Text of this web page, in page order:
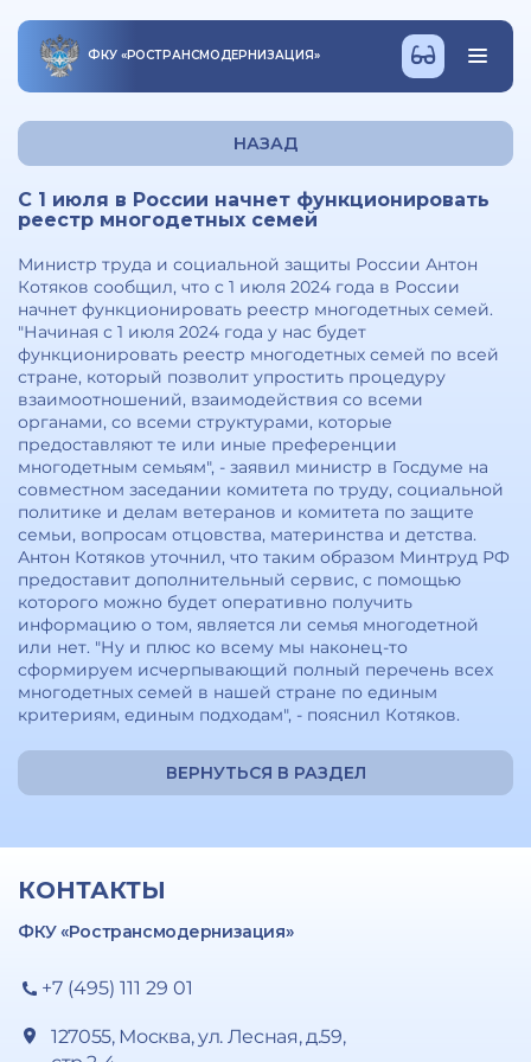
ФКУ «РОСТРАНСМОДЕРНИЗАЦИЯ»
НАЗАД
С 1 июля в России начнет функционировать
реестр многодетных семей
Министр труда и социальной защиты России Антон
Котяков сообщил, что с 1 июля 2024 года в России
начнет функционировать реестр многодетных семей.
"Начиная с 1 июля 2024 года у нас будет
функционировать реестр многодетных семей по всей
стране, который позволит упростить процедуру
взаимоотношений, взаимодействия со всеми
органами, со всеми структурами, которые
предоставляют те или иные преференции
многодетным семьям", - заявил министр в Госдуме на
совместном заседании комитета по труду, социальной
политике и делам ветеранов и комитета по защите
семьи, вопросам отцовства, материнства и детства.
Антон Котяков уточнил, что таким образом Минтруд РФ
предоставит дополнительный сервис, с помощью
которого можно будет оперативно получить
информацию о том, является ли семья многодетной
или нет. "Ну и плюс ко всему мы наконец-то
сформируем исчерпывающий полный перечень всех
многодетных семей в нашей стране по единым
критериям, единым подходам", - пояснил Котяков.
ВЕРНУТЬСЯ В РАЗДЕЛ
КОНТАКТЫ
ФКУ «Ространсмодернизация»
+7 (495) 111 29 01
127055, Москва, ул. Лесная, д.59,